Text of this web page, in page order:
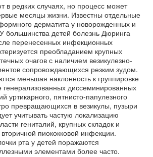
в редких случаях, но процесс может
месяцы жизни. Известны отдельные
дерматита у новорожденных и
большинства детей болезнь Дюринга
перенесенных инфекционных
преобладанием крупных
очагов с наличием везикулезно-
сопровождающихся резким зудом.
меньшая наклонность к группировке
генерализованных диссеминированных
уртикарного, пятнисто-папулезного
превращающихся в везикулы, пузыри
учитывать частую локализацию
гениталий, крупных складок и
пиококковой инфекции.
рта у детей поражаются
элементами более часто.